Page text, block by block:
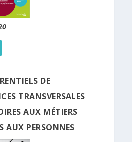
DE
TRANSVERSALES
AUX MÉTIERS
AUX PERSONNES